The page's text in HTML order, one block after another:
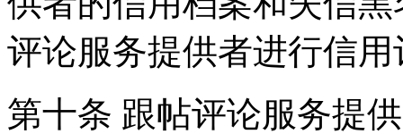
评论服务提供者进行信用
第十条 跟帖评论服务提